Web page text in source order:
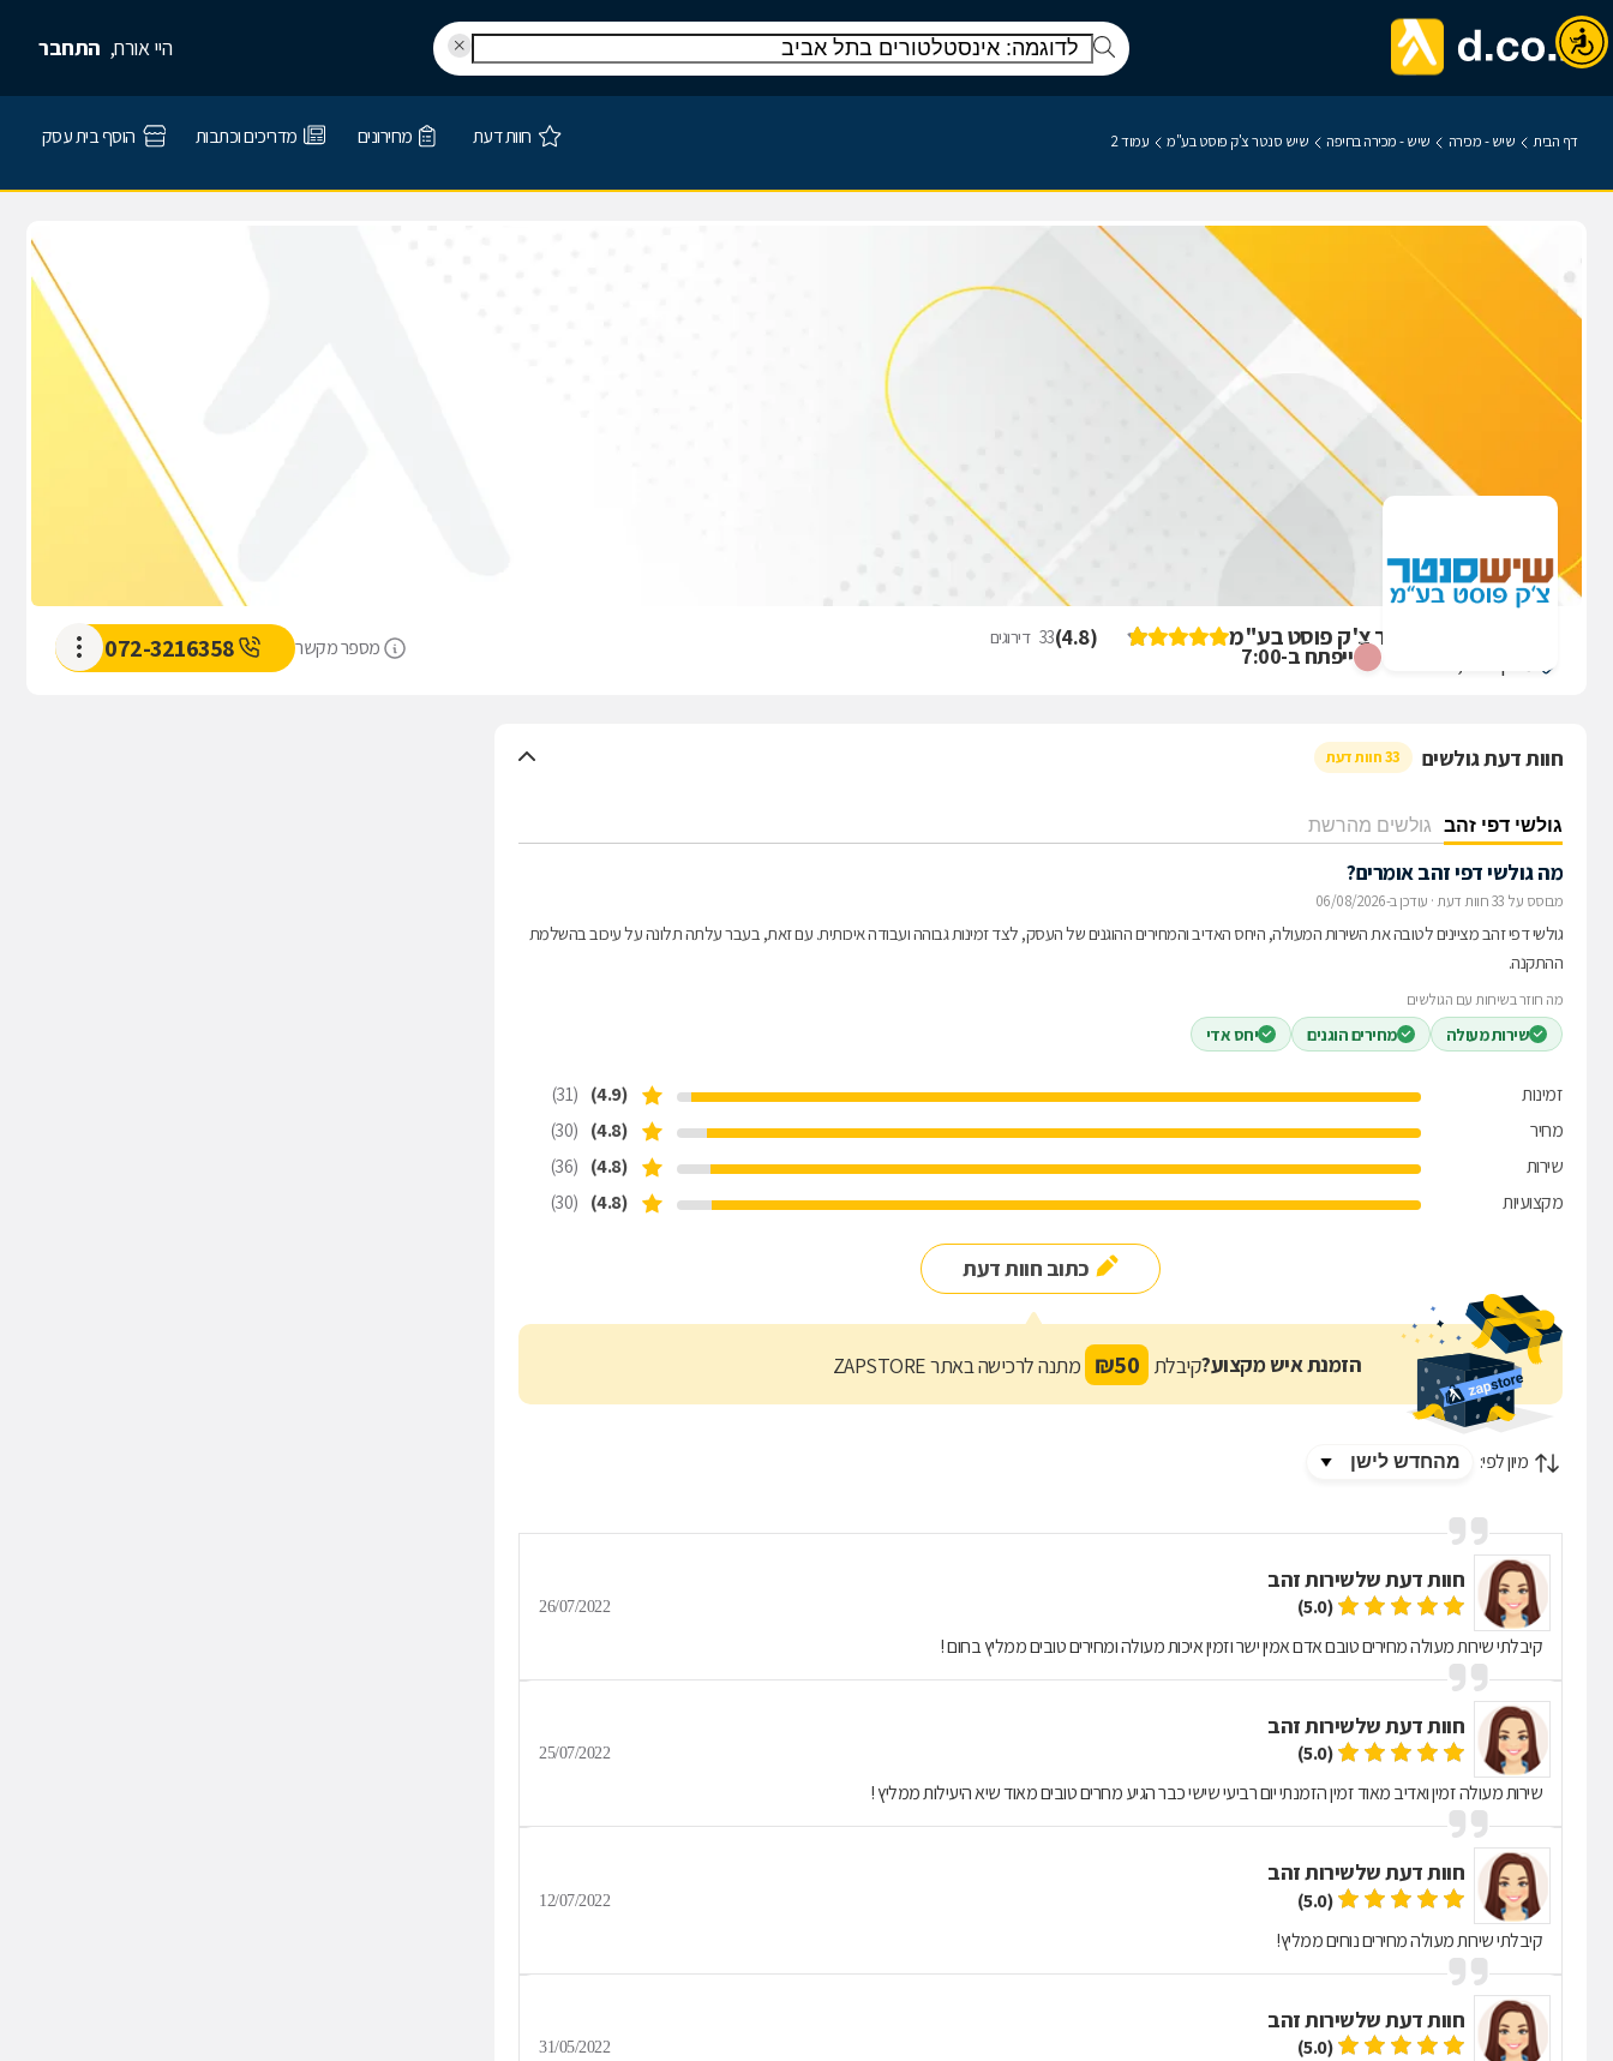
היי אורח, התחבר
דף הבית שיש - מכירה שיש - מכירה בחיפה שיש סנטר צ'ק פוסט בע"מ עמוד 2 חוות דעת מחירונים מדריכים וכתבות הוסף בית עסק
ייפתח ב-7:00
ביקורת על שיש סנטר צ'ק פוסט בע"מ (
4.8
)
33 דירוגים מספר מקשר 072-3216358
חוות דעת גולשים 33 חוות דעת
גולשי דפי זהב גולשים מהרשת
מה גולשי דפי זהב אומרים?
מבוסס על 33 חוות דעת · עודכן ב-06/08/2026
גולשי דפי זהב מציינים לטובה את השירות המעולה, היחס האדיב והמחירים ההוגנים של העסק, לצד זמינות גבוהה ועבודה איכותית. עם זאת, בעבר עלתה תלונה על עיכוב בהשלמת
ההתקנה.
מה חוזר בשיחות עם הגולשים
שירות מעולה מחירים הוגנים יחס אדי
זמינות (4.9)
(31)
מחיר
(4.8)
(30)
שירות
(4.8)
(36)
מקצועיות
(4.8)
(30)
כתוב חוות דעת
הזמנת איש מקצוע?קיבלת 50
₪ מתנה לרכישה באתר ZAPSTORE
מיון לפי:
חוות דעת שלשירות זהב
(5.0)
26/07/2022
קיבלתי שירות מעולה מחירים טובם אדם אמין ישר וזמין איכות מעולה ומחירים טובים ממליץ בחום !
חוות דעת שלשירות זהב
(5.0)
25/07/2022
שירות מעולה זמין ואדיב מאוד זמין הזמנתי יום רביעי שישי כבר הגיע מחרים טובים מאוד שיא היעילות ממליץ !
חוות דעת שלשירות זהב
(5.0)
12/07/2022
קיבלתי שירות מעולה מחירים נוחים ממליץ!
חוות דעת שלשירות זהב
(5.0)
31/05/2022